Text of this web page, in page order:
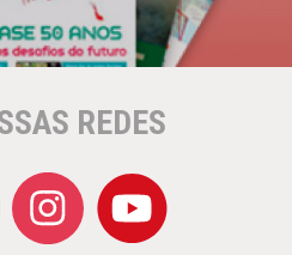
REDES